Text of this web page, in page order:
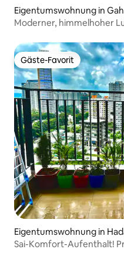
Eigentumswohnung in
Moderner, himmelhoher
Gäste-Favorit
Gäste-Favorit
Eigentumswohnung in
Sai-Komfort-Aufenthalt!